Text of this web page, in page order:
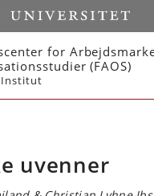
for
(FAOS)
Institut
uvenner